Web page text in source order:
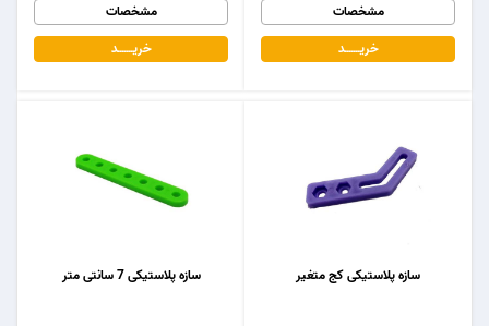
مشخصات
خریـــــــد
مشخصات
خریـــــــد
سازه پلاستیکی 7 سانتی متر سازه پلاستیکی کج متغیر